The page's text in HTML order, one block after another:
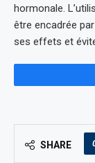
hormonale.
être encadrée
ses effets et
SHARE